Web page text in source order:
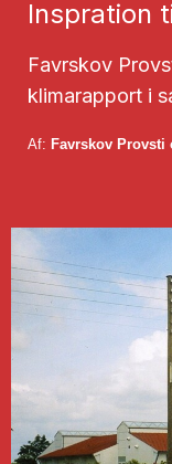
Inspration
Favrskov
klimarapport i
Af: Favrskov Provsti